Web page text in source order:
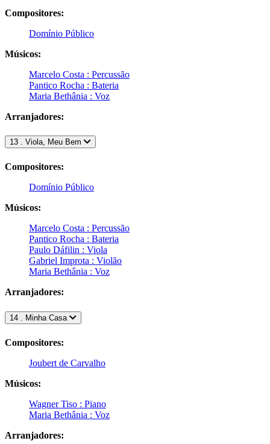
Compositores:
Domínio Público
Músicos:
Marcelo Costa : Percussão
Pantico Rocha : Bateria
Maria Bethânia : Voz
Arranjadores:
13 . Viola, Meu Bem
Compositores:
Domínio Público
Músicos:
Marcelo Costa : Percussão
Pantico Rocha : Bateria
Paulo Dáfilin : Viola
Gabriel Improta : Violão
Maria Bethânia : Voz
Arranjadores:
14 . Minha Casa
Compositores:
Joubert de Carvalho
Músicos:
Wagner Tiso : Piano
Maria Bethânia : Voz
Arranjadores: